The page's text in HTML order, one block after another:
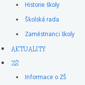
Historie školy
Školská rada
Zaměstnanci školy
AKTUALITY
ZŠ
Informace o ZŠ